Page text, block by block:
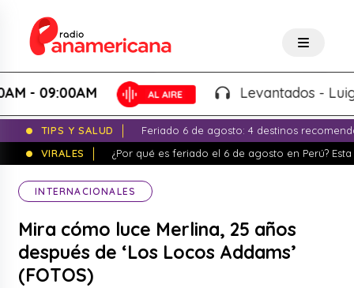
Levantados - Luigui
TIPS Y SALUD
Feriado 6 de agosto: 4 destinos
VIRALES
¿Por qué es feriado el 6 de agosto en Perú?
INTERNACIONALES
Mira cómo luce Merlina, 25 años
después de ‘Los Locos Addams’
(FOTOS)